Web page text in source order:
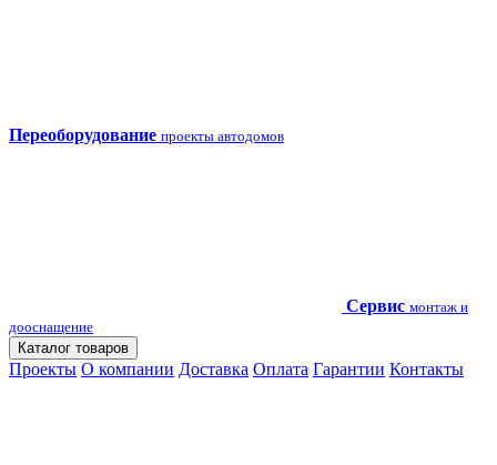
Переоборудование проекты автодомов
Сервис монтаж и
дооснащение
Каталог товаров
Проекты О компании Доставка Оплата Гарантии Контакты